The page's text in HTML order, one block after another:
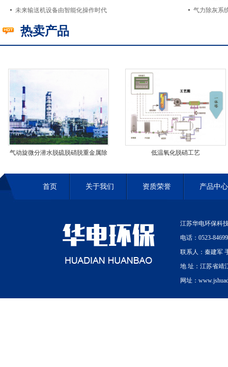
未来输送机设备由智能化操作时代
气力除灰系
热卖产品
气动旋微分潜水脱硫脱硝脱重金属除
低温氧化脱硝工艺
首页 关于我们 资质荣誉 产品中心
江苏华电环保科
电话：0523-
联系人：秦建军
地 址：江苏省靖
网址：